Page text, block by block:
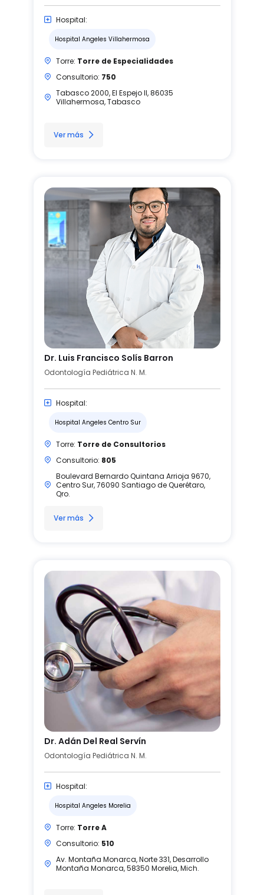
Hospital:
Hospital Angeles Villahermosa
Torre: Torre de Especialidades
Consultorio: 750
Tabasco 2000, El Espejo II, 86035
Villahermosa, Tabasco
Ver más
Dr. Luis Francisco Solís Barron
Odontología Pediátrica N. M.
Hospital:
Hospital Angeles Centro Sur
Torre: Torre de Consultorios
Consultorio: 805
Boulevard Bernardo Quintana Arrioja 9670,
Centro Sur, 76090 Santiago de Querétaro,
Qro.
Ver más
Dr. Adán Del Real Servín
Odontología Pediátrica N. M.
Hospital:
Hospital Angeles Morelia
Torre: Torre A
Consultorio: 510
Av. Montaña Monarca, Norte 331, Desarrollo
Montaña Monarca, 58350 Morelia, Mich.